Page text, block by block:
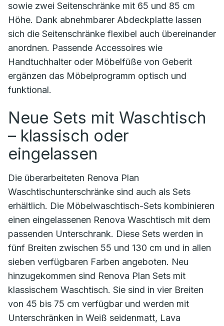
sowie zwei Seitenschränke mit 65 und 85 cm
Höhe. Dank abnehmbarer Abdeckplatte lassen
sich die Seitenschränke flexibel auch übereinander
anordnen. Passende Accessoires wie
Handtuchhalter oder Möbelfüße von Geberit
ergänzen das Möbelprogramm optisch und
funktional.
Neue Sets mit Waschtisch
– klassisch oder
eingelassen
Die überarbeiteten Renova Plan
Waschtischunterschränke sind auch als Sets
erhältlich. Die Möbelwaschtisch-Sets kombinieren
einen eingelassenen Renova Waschtisch mit dem
passenden Unterschrank. Diese Sets werden in
fünf Breiten zwischen 55 und 130 cm und in allen
sieben verfügbaren Farben angeboten. Neu
hinzugekommen sind Renova Plan Sets mit
klassischem Waschtisch. Sie sind in vier Breiten
von 45 bis 75 cm verfügbar und werden mit
Unterschränken in Weiß seidenmatt, Lava